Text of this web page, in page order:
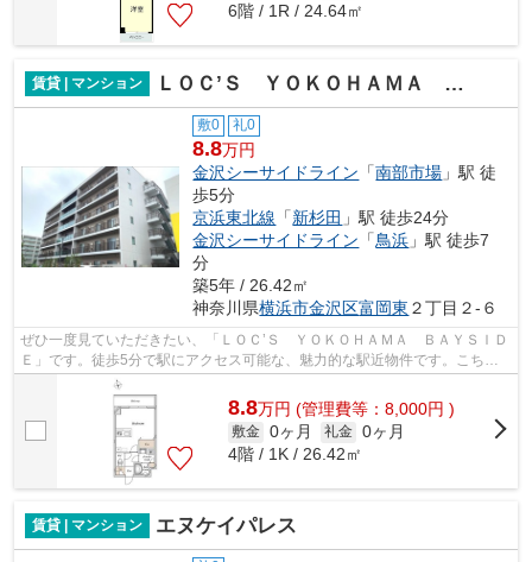
6階 / 1R / 24.64㎡
賃貸 | マンション ＬＯＣ’Ｓ ＹＯＫＯＨＡＭＡ ＢＡＹＳＩＤＥ
敷0 礼0
8.8万円
金沢シーサイドライン 「南部市場 」駅 徒
歩5分
京浜東北線 「新杉田 」駅 徒歩24分
金沢シーサイドライン 「鳥浜 」駅 徒歩7
分
築5年 / 26.42㎡
神奈川県横浜市金沢区富岡東 ２丁目２-６
ぜひ一度見ていただきたい、「ＬＯＣ’Ｓ ＹＯＫＯＨＡＭＡ ＢＡＹＳＩＤ
Ｅ」です。徒歩5分で駅にアクセス可能な、魅力的な駅近物件です。こちら
はエレベーター付き物件です。こちら...
8.8万円 (管理費等：8,000円 )
敷金 0ヶ月 礼金 0ヶ月
4階 / 1K / 26.42㎡
賃貸 | マンション エヌケイパレス